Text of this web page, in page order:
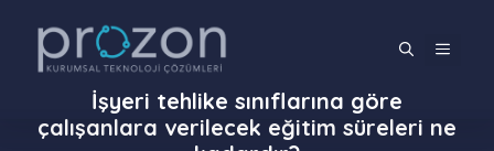
MENÜ
İşyeri tehlike sınıflarına göre
çalışanlara verilecek eğitim süreleri ne